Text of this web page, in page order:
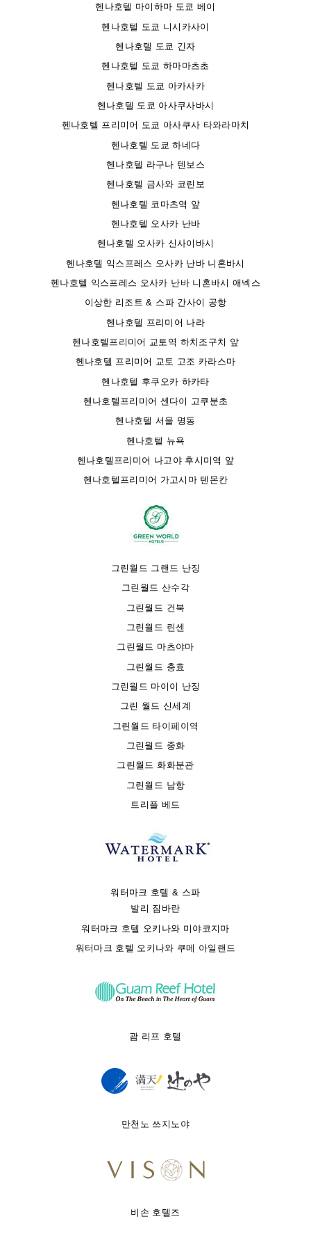
헨나호텔 마이하마 도쿄 베이
헨나호텔 도쿄 니시카사이
헨나호텔 도쿄 긴자
헨나호텔 도쿄 하마마츠초
헨나호텔 도쿄 아카사카
헨나호텔 도쿄 아사쿠사바시
헨나호텔 프리미어 도쿄 아사쿠사 타와라마치
헨나호텔 도쿄 하네다
헨나호텔 라구나 텐보스
헨나호텔 금사와 코린보
헨나호텔 코마츠역 앞
헨나호텔 오사카 난바
헨나호텔 오사카 신사이바시
헨나호텔 익스프레스 오사카 난바 니혼바시
헨나호텔 익스프레스 오사카 난바 니혼바시 애넥스
이상한 리조트 & 스파 간사이 공항
헨나호텔 프리미어 나라
헨나호텔프리미어 교토역 하치조구치 앞
헨나호텔 프리미어 교토 고조 카라스마
헨나호텔 후쿠오카 하카타
헨나호텔프리미어 센다이 고쿠분초
헨나호텔 서울 명동
헨나호텔 뉴욕
헨나호텔프리미어 나고야 후시미역 앞
헨나호텔프리미어 가고시마 텐몬칸
그린월드 그랜드 난징
그린월드 산수각
그린월드 건북
그린월드 린센
그린월드 마츠야마
그린월드 충효
그린월드 마이이 난징
그린 월드 신세계
그린월드 타이페이역
그린월드 중화
그린월드 화화분관
그린월드 남항
트리플 베드
워터마크 호텔 & 스파
발리 짐바란
워터마크 호텔 오키나와 미야코지마
워터마크 호텔 오키나와 쿠메 아일랜드
괌 리프 호텔
만천노 쓰지노야
비손 호텔즈